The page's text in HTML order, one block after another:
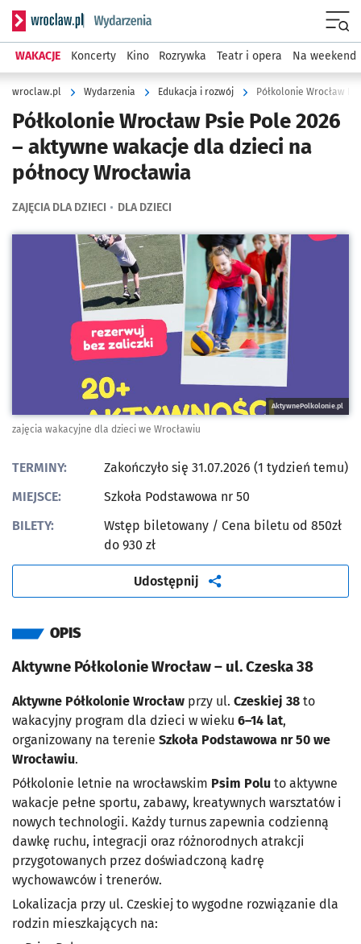
Serwis informacyjny wroclaw.pl podserwis: Wydarzenia
WAKACJE Koncerty Kino Rozrywka Teatr i opera Na weekend
wroclaw.pl Wydarzenia Edukacja i rozwój
Półkolonie Wrocław Psie Pole 2026
– aktywne wakacje dla dzieci na
północy Wrocławia
ZAJĘCIA DLA DZIECI DLA DZIECI
Kliknij, aby powiększyć
AktywnePolkolonie.pl
zajęcia wakacyjne dla dzieci we Wrocławiu
TERMINY:
Zakończyło się 31.07.2026 (1 tydzień temu)
MIEJSCE:
Szkoła Podstawowa nr 50
BILETY:
Wstęp biletowany / Cena biletu od 850zł
do 930 zł
Udostępnij artykuł
OPIS
Aktywne Półkolonie Wrocław – ul. Czeska 38
Aktywne Półkolonie Wrocław przy ul. Czeskiej 38 to
wakacyjny program dla dzieci w wieku 6–14 lat,
organizowany na terenie Szkoła Podstawowa nr 50 we
Wrocławiu.
Półkolonie letnie na wrocławskim Psim Polu to aktywne
wakacje pełne sportu, zabawy, kreatywnych warsztatów i
nowych technologii. Każdy turnus zapewnia codzienną
dawkę ruchu, integracji oraz różnorodnych atrakcji
przygotowanych przez doświadczoną kadrę
wychowawców i trenerów.
Lokalizacja przy ul. Czeskiej to wygodne rozwiązanie dla
rodzin mieszkających na: